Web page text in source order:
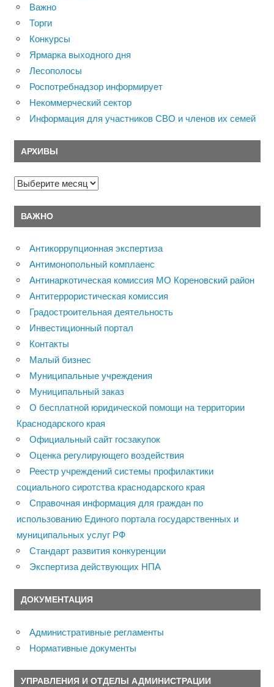
Важно
Торги
Конкурсы
Ярмарка выходного дня
Лесополосы
Роспотребнадзор информирует
Некоммерческий сектор
Информация для участников СВО и членов их семей
АРХИВЫ
Архивы
ВАЖНО
Антикоррупционная экспертиза
Антимонопольный комплаенс
Антинаркотическая комиссия МО Кореновский район
Антитеррористическая комиссия
Градостроительная деятельность
Инвестиционный портал
Контакты
Малый бизнес
Муниципальные учреждения
Муниципальный заказ
О бесплатной юридической помощи на территории
Краснодарского края
Официальный сайт госзакупок
Оценка регулирующего воздействия
Реестр учреждений системы профилактики
социального сиротства краснодарского края
Справочная информация для граждан по
использованию Единого портала государственных и
муниципальных услуг РФ
Стандарт развития конкуренции
Экспертиза действующих НПА
ДОКУМЕНТАЦИЯ
Административные регламенты
Нормативные документы
УПРАВЛЕНИЯ И ОТДЕЛЫ АДМИНИСТРАЦИИ